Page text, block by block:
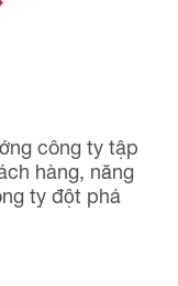
công ty tập
hàng, năng
ty đột phá